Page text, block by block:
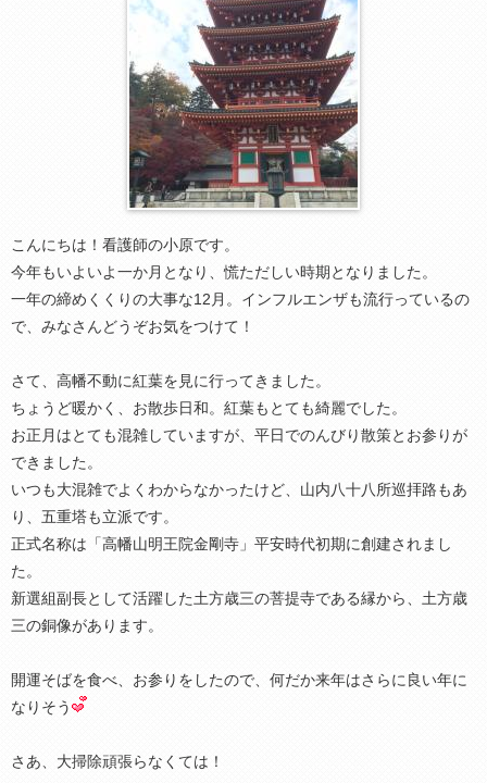
こんにちは！看護師の小原です。
今年もいよいよ一か月となり、慌ただしい時期となりました。
一年の締めくくりの大事な12月。インフルエンザも流行っているの
で、みなさんどうぞお気をつけて！
さて、高幡不動に紅葉を見に行ってきました。
ちょうど暖かく、お散歩日和。紅葉もとても綺麗でした。
お正月はとても混雑していますが、平日でのんびり散策とお参りが
できました。
いつも大混雑でよくわからなかったけど、山内八十八所巡拝路もあ
り、五重塔も立派です。
正式名称は「高幡山明王院金剛寺」平安時代初期に創建されまし
た。
新選組副長として活躍した土方歳三の菩提寺である縁から、土方歳
三の銅像があります。
開運そばを食べ、お参りをしたので、何だか来年はさらに良い年に
なりそう
さあ、大掃除頑張らなくては！